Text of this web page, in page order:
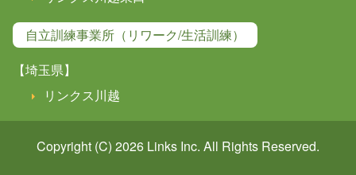
自立訓練事業所（リワーク/生活訓練）
【埼玉県】
リンクス川越
Copyright (C) 2026 Links Inc. All Rights Reserved.